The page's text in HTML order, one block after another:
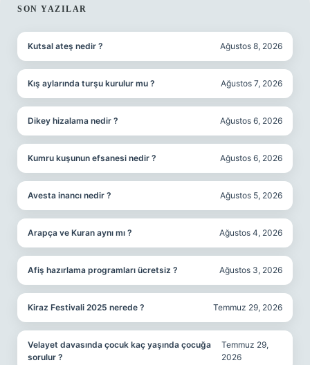
SIDEBAR
SON YAZILAR
Kutsal ateş nedir ? Ağustos 8, 2026
Kış aylarında turşu kurulur mu ? Ağustos 7, 2026
Dikey hizalama nedir ? Ağustos 6, 2026
Kumru kuşunun efsanesi nedir ? Ağustos 6, 2026
Avesta inancı nedir ? Ağustos 5, 2026
Arapça ve Kuran aynı mı ? Ağustos 4, 2026
Afiş hazırlama programları ücretsiz ? Ağustos 3, 2026
Kiraz Festivali 2025 nerede ? Temmuz 29, 2026
Velayet davasında çocuk kaç yaşında çocuğa
sorulur ?
Temmuz 29,
2026